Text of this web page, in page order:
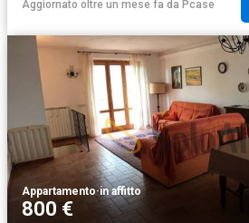
Aggiornato oltre un mese fa da Pcase
Appartamento·in affitto
800 €